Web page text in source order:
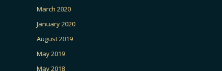
March 2020
January 2020
August 2019
May 2019
May 2018